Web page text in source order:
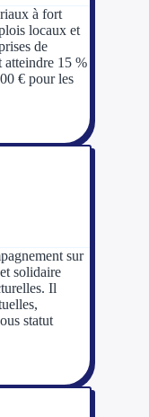
à fort
locaux et
de
atteindre 15 %
€ pour les
sur
solidaire
Il
statut